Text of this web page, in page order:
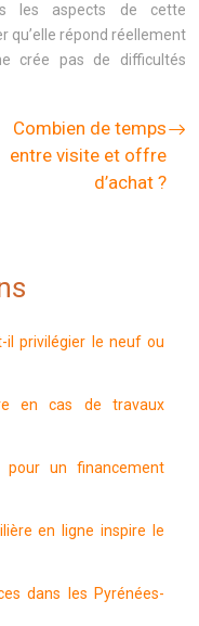
les aspects de cette
qu’elle répond réellement
crée pas de difficultés
Combien de temps
entre visite et offre
d’achat ?
il privilégier le neuf ou
en cas de travaux
pour un financement
en ligne inspire le
dans les Pyrénées-